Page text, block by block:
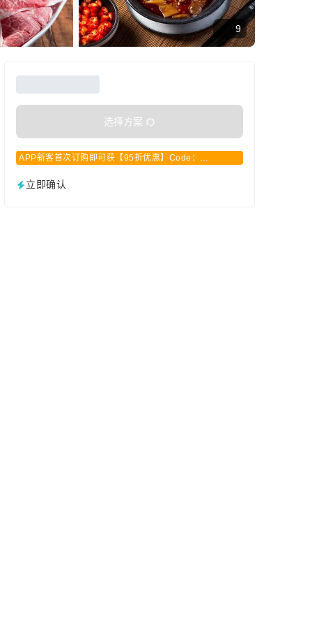
9
选择方案
APP新客首次订购即可获【95折优惠】Code：
立即确认